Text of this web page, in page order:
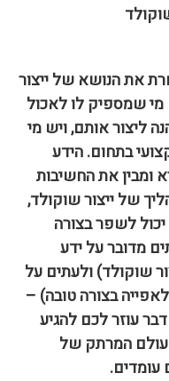
את הנושא של ייצור
שמספיק לו לאכול
ליצור אותם, ויש מי
בתחום. הידע
ומבין את החשיבות
של ייצור שוקולד,
יכול לשפר בצורה
מדובר על ידע
שוקולד) ולעתים על
בצורה טובה) –
עוזר לכם להגיע
לעולם המרתק של
עומדים.